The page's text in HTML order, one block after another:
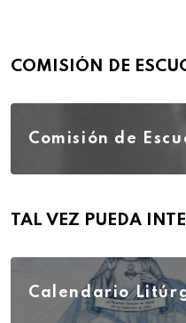
COMISIÓN DE
Comisión de
TAL VEZ PUEDA
Calendario